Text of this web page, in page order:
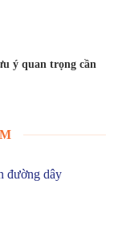
ý quan trọng cần